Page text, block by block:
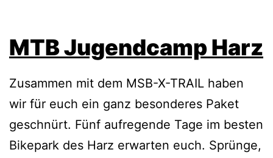
MTB Jugendcamp Harz
Zusammen mit dem MSB-X-TRAIL haben
wir für euch ein ganz besonderes Paket
geschnürt. Fünf aufregende Tage im besten
Bikepark des Harz erwarten euch. Sprünge,